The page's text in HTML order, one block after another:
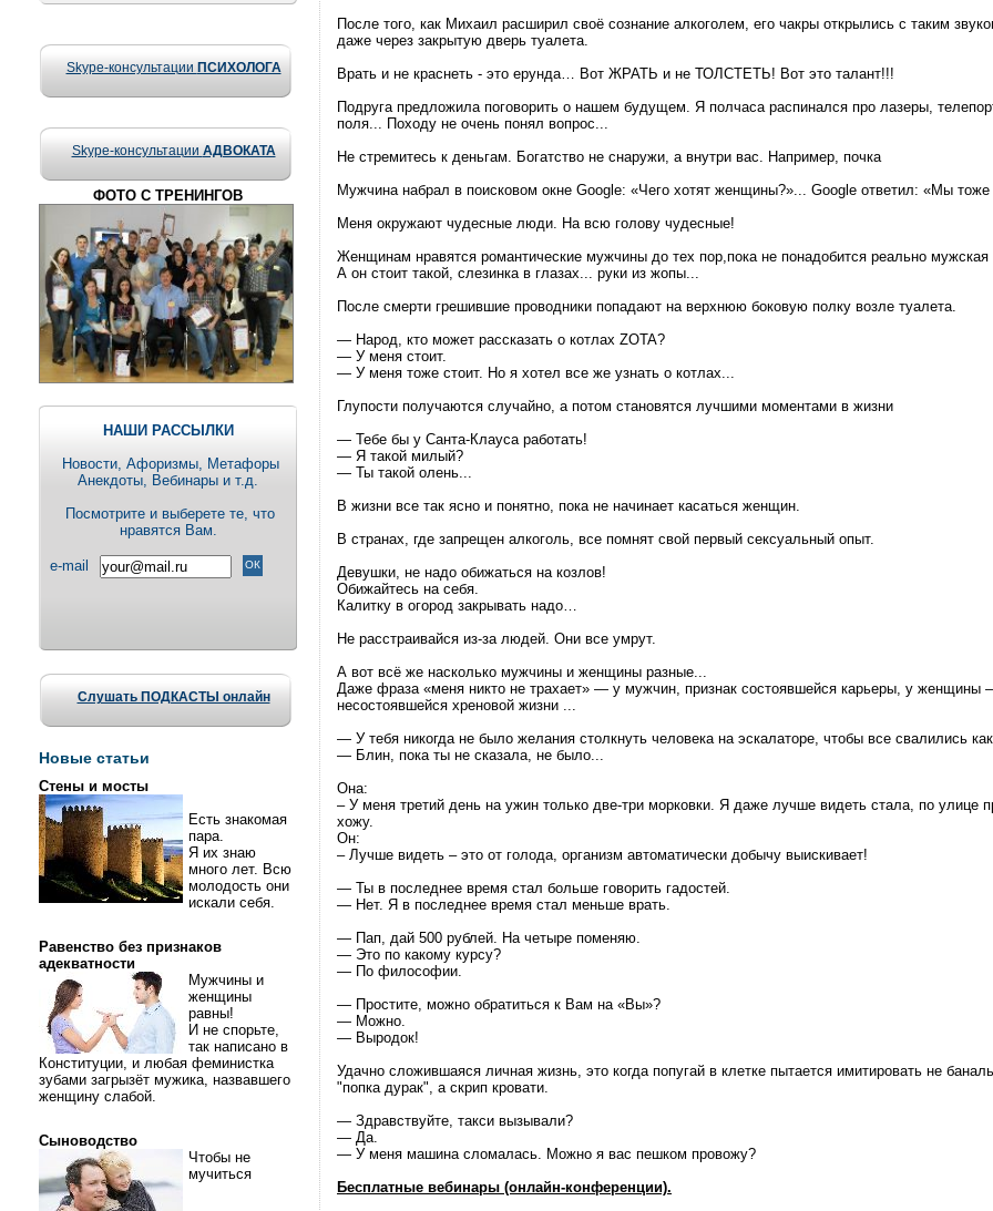
Skype-консультации ПСИХОЛОГА
Skype-консультации АДВОКАТА
ФОТО С ТРЕНИНГОВ
НАШИ РАССЫЛКИ
Новости, Aфоризмы, Метафоры
Анекдоты, Вебинары и т.д.
Посмотрите и выберете те, что
нравятся Вам.
e-mail
Слушать ПОДКАСТЫ онлайн
Новые статьи
Стены и мосты
Есть знакомая
пара.
Я их знаю
много лет. Всю
молодость они
искали себя.
Равенство без признаков
адекватности
Мужчины и
женщины
равны!
И не спорьте,
так написано в
Конституции, и любая феминистка
зубами загрызёт мужика, назвавшего
женщину слабой.
Сыноводство
Чтобы не
мучиться
После того, как Михаил расширил своё сознание алкоголем, его чакры открылись с таким
даже через закрытую дверь туалета.
Врать и не краснеть - это ерунда… Вот ЖРАТЬ и не ТОЛСТЕТЬ! Вот это талант!!!
Подруга предложила поговорить о нашем будущем. Я полчаса распинался про лазеры,
поля... Походу не очень понял вопрос...
Не стремитесь к деньгам. Богатство не снаружи, а внутри вас. Например, почка
Мужчина набрал в поисковом окне Google: «Чего хотят женщины?»... Google ответил: «Мы тоже
Меня окружают чудесные люди. На всю голову чудесные!
Женщинам нравятся романтические мужчины до тех пор,пока не понадобится реально
А он стоит такой, слезинка в глазах... руки из жопы...
После смерти грешившие проводники попадают на верхнюю боковую полку возле туалета.
— Народ, кто может рассказать о котлах ZOTA?
— У меня стоит.
— У меня тоже стоит. Но я хотел все же узнать о котлах...
Глупости получаются случайно, а потом становятся лучшими моментами в жизни
— Тебе бы у Санта-Клауса работать!
— Я такой милый?
— Ты такой олень...
В жизни все так ясно и понятно, пока не начинает касаться женщин.
В странах, где запрещен алкоголь, все помнят свой первый сексуальный опыт.
Девушки, не надо обижаться на козлов!
Обижайтесь на себя.
Калитку в огород закрывать надо…
Не расстраивайся из-за людей. Они все умрут.
А вот всё же насколько мужчины и женщины разные...
Даже фраза «меня никто не трахает» — у мужчин, признак состоявшейся карьеры, у женщины –
несостоявшейся хреновой жизни ...
— У тебя никогда не было желания столкнуть человека на эскалаторе, чтобы все свалились
— Блин, пока ты не сказала, не было...
Она:
– У меня третий день на ужин только две-три морковки. Я даже лучше видеть стала, по улице
хожу.
Он:
– Лучше видеть – это от голода, организм автоматически добычу выискивает!
— Ты в последнее время стал больше говорить гадостей.
— Нет. Я в последнее время стал меньше врать.
— Пап, дай 500 рублей. На четыре поменяю.
— Это по какому курсу?
— По философии.
— Простите, можно обратиться к Вам на «Вы»?
— Можно.
— Выродок!
Удачно сложившаяся личная жизнь, это когда попугай в клетке пытается имитировать не
"попка дурак", а скрип кровати.
— Здравствуйте, такси вызывали?
— Да.
— У меня машина сломалась. Можно я вас пешком провожу?
Бесплатные вебинары (онлайн-конференции).